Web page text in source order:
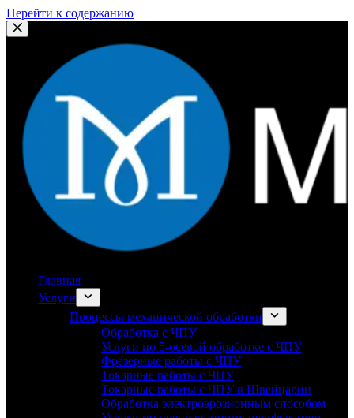
Перейти к содержанию
Главная
Услуги
Процессы механической обработки
Обработка с ЧПУ
Услуги по 5-осевой обработке с ЧПУ
Фрезерные работы с ЧПУ
Токарные работы с ЧПУ
Токарные работы с ЧПУ в Швейцарии
Обработка электроэрозионным способом